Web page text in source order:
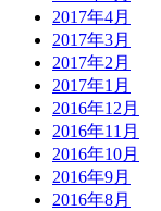
2017年4月
2017年3月
2017年2月
2017年1月
2016年12月
2016年11月
2016年10月
2016年9月
2016年8月